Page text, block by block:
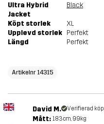
Ultra Hybrid
Jacket
Black
Köpt storlek
XL
Upplevd storlek Perfekt
Längd
Perfekt
Artikelnr 14315
David M. Verifierad
Mått: 183cm, 99kg